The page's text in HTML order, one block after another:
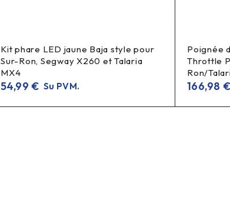
Kit phare LED jaune Baja style pour
Sur-Ron, Segway X260 et Talaria
MX4
54,99€ Su PVM.
Poignée
Throttle
Ron/
166,98 €